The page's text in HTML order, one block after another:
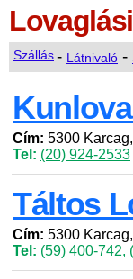
Szállás- Látnivaló -
Cím: 5300
Tel: (20) 924-2533
Táltos
Cím: 5300
Tel: (59) 400-742,